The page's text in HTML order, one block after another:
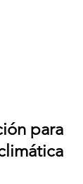
para